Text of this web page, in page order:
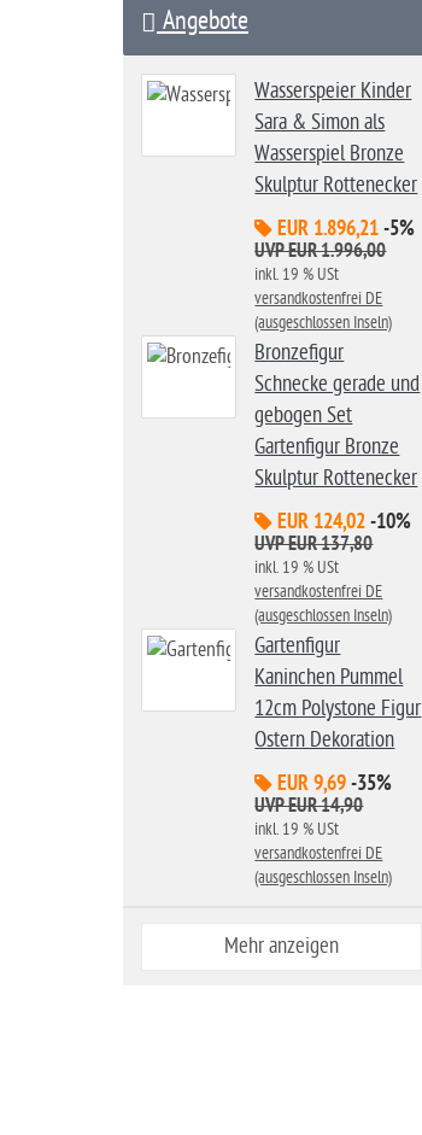
Angebote
Wasserspeier Kinder
Sara & Simon als
Wasserspiel Bronze
Skulptur Rottenecker
EUR 1.896,21-5%
UVP EUR 1.996,00
inkl. 19 % USt
versandkostenfrei DE
(ausgeschlossen Inseln)
Bronzefigur
Schnecke gerade und
gebogen Set
Gartenfigur Bronze
Skulptur Rottenecker
EUR 124,02-10%
UVP EUR 137,80
inkl. 19 % USt
versandkostenfrei DE
(ausgeschlossen Inseln)
Gartenfigur
Kaninchen Pummel
12cm Polystone Figur
Ostern Dekoration
EUR 9,69-35%
UVP EUR 14,90
inkl. 19 % USt
versandkostenfrei DE
(ausgeschlossen Inseln)
Mehr anzeigen